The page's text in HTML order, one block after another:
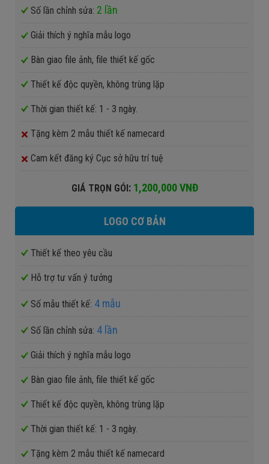
Số lần chỉnh sửa: 2 lần
Giải thích ý nghĩa mẫu logo
Bàn giao file ảnh, file thiết kế gốc
Thiết kế độc quyền, không trùng lặp
Thời gian thiết kế: 1 - 3 ngày.
Tặng kèm 2 mẫu thiết kế namecard
Cam kết đăng ký Cục sở hữu trí tuệ
GIÁ TRỌN GÓI : 1,200,000 VNĐ
LOGO CƠ BẢN
Thiết kế theo yêu cầu
Hỗ trợ tư vấn ý tưởng
Số mẫu thiết kế: 4 mẫu
Số lần chỉnh sửa: 4 lần
Giải thích ý nghĩa mẫu logo
Bàn giao file ảnh, file thiết kế gốc
Thiết kế độc quyền, không trùng lặp
Thời gian thiết kế: 1 - 3 ngày.
Tặng kèm 2 mẫu thiết kế namecard